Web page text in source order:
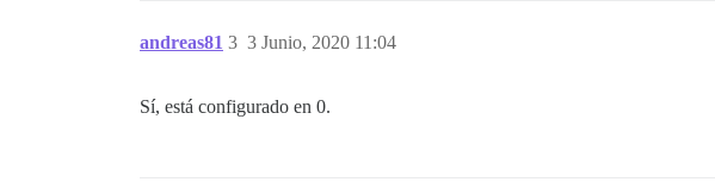
andreas81 3 Junio, 2020 11:04
3
Sí, está configurado en 0.